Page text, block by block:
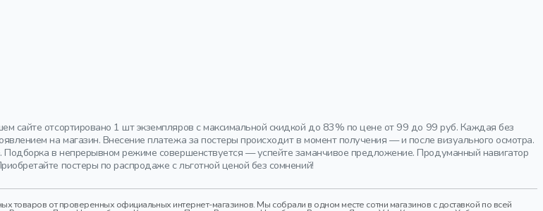
сайте отсортировано 1 шт экземпляров с максимальной скидкой до 83% по цене от 99 до 99 руб. Каждая без
на магазин. Внесение платежа за постеры происходит в момент получения — и после визуального осмотра.
Подборка в непрерывном режиме совершенствуется — успейте заманчивое предложение. Продуманный навигатор
постеры по распродаже с льготной ценой без сомнений!
товаров от проверенных официальных интернет-магазинов. Мы собрали в одном месте сотни магазинов с доставкой по всей